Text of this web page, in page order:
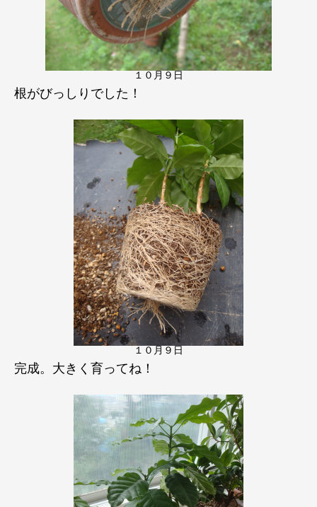
１０月９日
根がびっしりでした！
１０月９日
完成。大きく育ってね！